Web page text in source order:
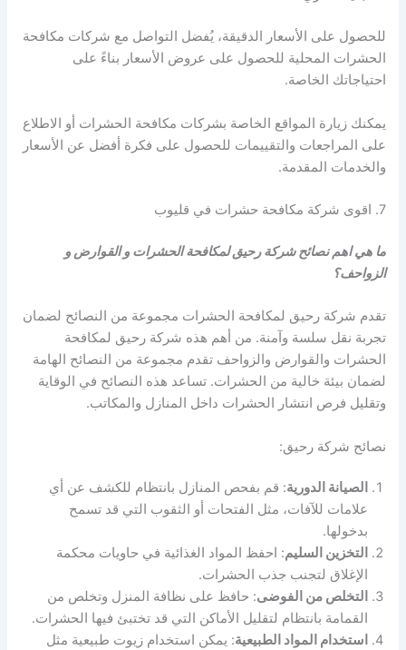
للحصول على الأسعار الدقيقة، يُفضل التواصل مع شركات مكافحة
الحشرات المحلية للحصول على عروض الأسعار بناءً على
احتياجاتك الخاصة.
يمكنك زيارة المواقع الخاصة بشركات مكافحة الحشرات أو الاطلاع
على المراجعات والتقييمات للحصول على فكرة أفضل عن الأسعار
والخدمات المقدمة.
7. اقوى شركة مكافحة حشرات في قليوب
ما هي اهم نصائح شركة رحيق لمكافحة الحشرات و القوارض و
الزواحف؟
تقدم شركة رحيق لمكافحة الحشرات مجموعة من النصائح لضمان
تجربة نقل سلسة وآمنة. من أهم هذه شركة رحيق لمكافحة
الحشرات والقوارض والزواحف تقدم مجموعة من النصائح الهامة
لضمان بيئة خالية من الحشرات. تساعد هذه النصائح في الوقاية
وتقليل فرص انتشار الحشرات داخل المنازل والمكاتب.
نصائح شركة رحيق:
الصيانة الدورية: قم بفحص المنازل بانتظام للكشف عن أي
علامات للآفات، مثل الفتحات أو الثقوب التي قد تسمح
بدخولها.
التخزين السليم: احفظ المواد الغذائية في حاويات محكمة
الإغلاق لتجنب جذب الحشرات.
التخلص من الفوضى: حافظ على نظافة المنزل وتخلص من
القمامة بانتظام لتقليل الأماكن التي قد تختبئ فيها الحشرات.
استخدام المواد الطبيعية: يمكن استخدام زيوت طبيعية مثل